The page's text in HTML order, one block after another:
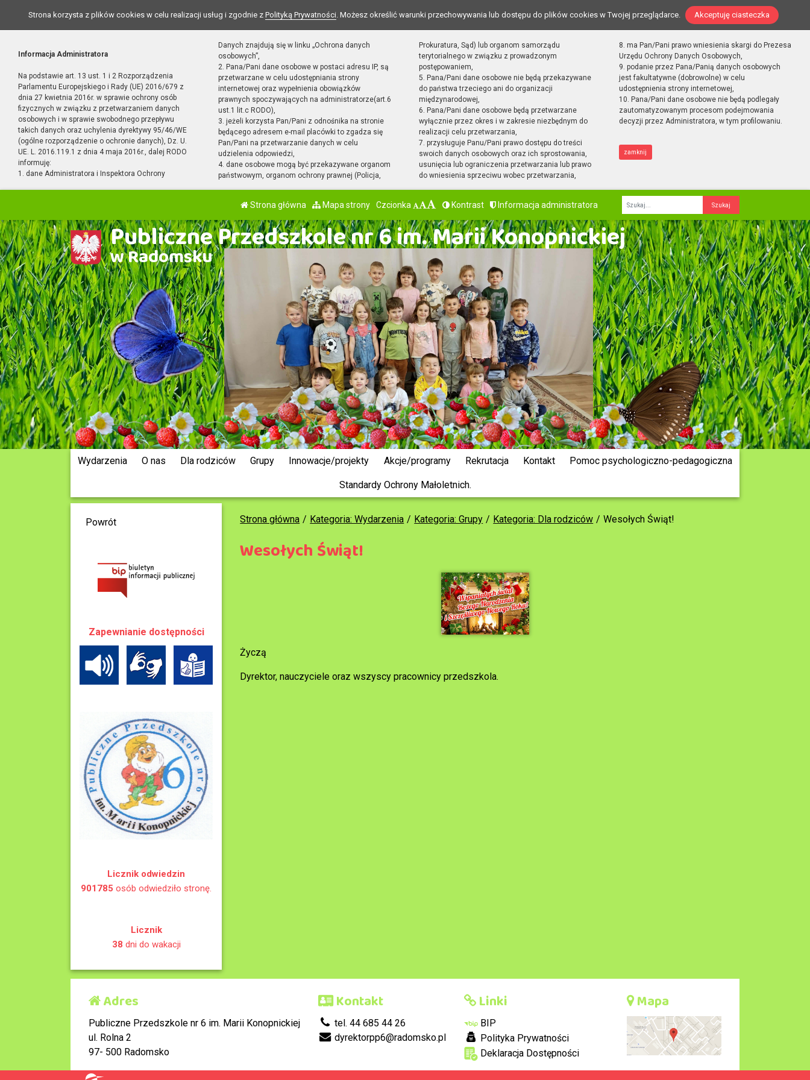
Strona korzysta z plików cookies w celu realizacji usług i zgodnie z Polityką Prywatności. Możesz określić warunki przechowywania lub dostępu do plików cookies w Twojej przeglądarce. Akceptuję ciasteczka
Informacja Administratora
Na podstawie art. 13 ust. 1 i 2 Rozporządzenia
Parlamentu Europejskiego i Rady (UE) 2016/679 z
dnia 27 kwietnia 2016r. w sprawie ochrony osób
fizycznych w związku z przetwarzaniem danych
osobowych i w sprawie swobodnego przepływu
takich danych oraz uchylenia dyrektywy 95/46/WE
(ogólne rozporządzenie o ochronie danych), Dz. U.
UE. L. 2016.119.1 z dnia 4 maja 2016r., dalej RODO
informuję:
1. dane Administratora i Inspektora Ochrony
Danych znajdują się w linku „Ochrona danych
osobowych”,
2. Pana/Pani dane osobowe w postaci adresu IP, są
przetwarzane w celu udostępniania strony
internetowej oraz wypełnienia obowiązków
prawnych spoczywających na administratorze(art.6
ust.1 lit.c RODO),
3. jeżeli korzysta Pan/Pani z odnośnika na stronie
będącego adresem e-mail placówki to zgadza się
Pan/Pani na przetwarzanie danych w celu
udzielenia odpowiedzi,
4. dane osobowe mogą być przekazywane organom
państwowym, organom ochrony prawnej (Policja,
Prokuratura, Sąd) lub organom samorządu
terytorialnego w związku z prowadzonym
postępowaniem,
5. Pana/Pani dane osobowe nie będą przekazywane
do państwa trzeciego ani do organizacji
międzynarodowej,
6. Pana/Pani dane osobowe będą przetwarzane
wyłącznie przez okres i w zakresie niezbędnym do
realizacji celu przetwarzania,
7. przysługuje Panu/Pani prawo dostępu do treści
swoich danych osobowych oraz ich sprostowania,
usunięcia lub ograniczenia przetwarzania lub prawo
do wniesienia sprzeciwu wobec przetwarzania,
8. ma Pan/Pani prawo wniesienia skargi do Prezesa
Urzędu Ochrony Danych Osobowych,
9. podanie przez Pana/Panią danych osobowych
jest fakultatywne (dobrowolne) w celu
udostępnienia strony internetowej,
10. Pana/Pani dane osobowe nie będą podlegały
zautomatyzowanym procesom podejmowania
decyzji przez Administratora, w tym profilowaniu.
zamknij
Strona główna Mapa strony Czcionka Kontrast Informacja administratora
Fraza
Publiczne Przedszkole nr 6 im. Marii Konopnickiej
w Radomsku
Wydarzenia O nas Dla rodziców Grupy Innowacje/projekty Akcje/programy Rekrutacja Kontakt Pomoc psychologiczno-pedagogiczna
Standardy Ochrony Małoletnich.
Strona główna Kategoria: Wydarzenia Kategoria: Grupy Kategoria: Dla rodziców Wesołych Świąt!
Wesołych Świąt!
Życzą
Dyrektor, nauczyciele oraz wszyscy pracownicy przedszkola.
Powrót
Zapewnianie dostępności
Licznik odwiedzin
901785 osób odwiedziło stronę.
Licznik
38 dni do wakacji
Adres
Publiczne Przedszkole nr 6 im. Marii Konopnickiej
ul. Rolna 2
97- 500 Radomsko
Kontakt
tel. 44 685 44 26
dyrektorpp6@radomsko.pl
Linki
BIP
Polityka Prywatności
Deklaracja Dostępności
Mapa